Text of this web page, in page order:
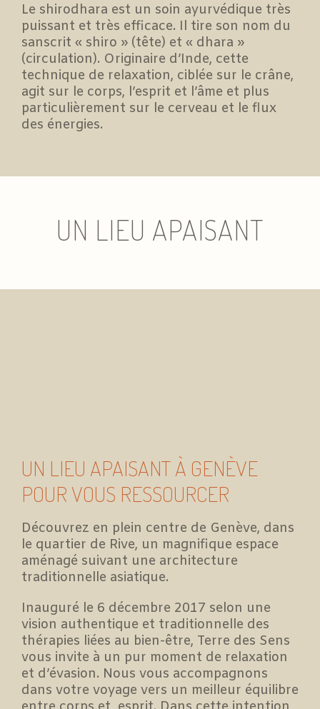
Le shirodhara est un soin ayurvédique très
puissant et très efficace. Il tire son nom du
sanscrit « shiro » (tête) et « dhara »
(circulation). Originaire d’Inde, cette
technique de relaxation, ciblée sur le crâne,
agit sur le corps, l’esprit et l’âme et plus
particulièrement sur le cerveau et le flux
des énergies.
UN LIEU APAISANT
UN LIEU APAISANT À GENÈVE
POUR VOUS RESSOURCER
Découvrez en plein centre de Genève, dans
le quartier de Rive, un magnifique espace
aménagé suivant une architecture
traditionnelle asiatique.
Inauguré le 6 décembre 2017 selon une
vision authentique et traditionnelle des
thérapies liées au bien-être, Terre des Sens
vous invite à un pur moment de relaxation
et d’évasion. Nous vous accompagnons
dans votre voyage vers un meilleur équilibre